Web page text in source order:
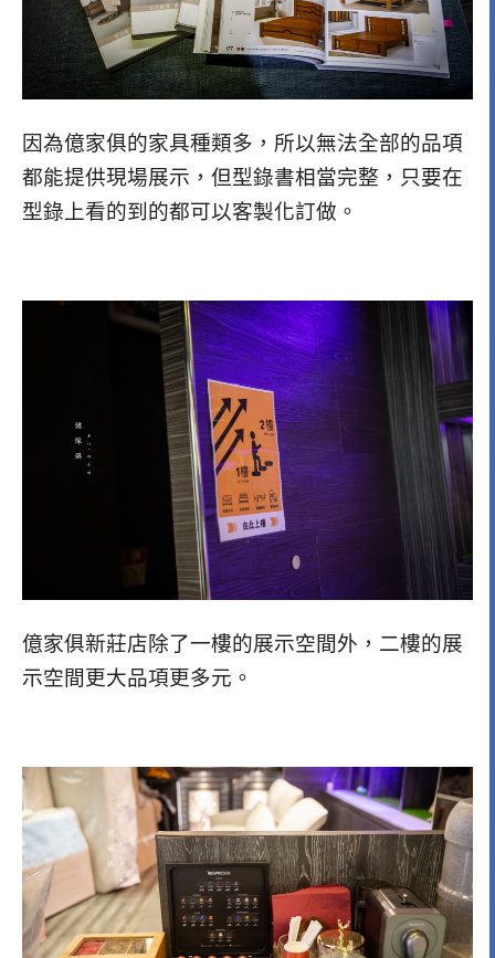
因為億家俱的家具種類多，所以無法全部的品項
都能提供現場展示，但型錄書相當完整， 只要在
型錄上看的到的都可以客製化訂做。
億家俱新莊店除了一樓的展示空間外，二樓的展
示空間更大品項更多元。